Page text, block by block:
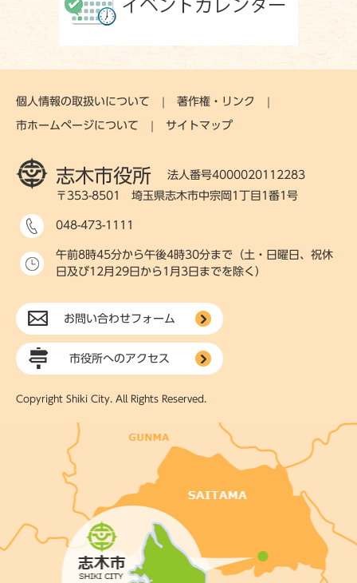
個人情報の取扱いについて 著作権・リンク
市ホームページについて サイトマップ
志木市役所
法人番号4000020112283
〒353-8501 埼玉県志木市中宗岡1丁目1番1号
048-473-1111
午前8時45分から午後4時30分まで（土・日曜日、祝休
日及び12月29日から1月3日までを除く）
お問い合わせフォーム
市役所へのアクセス
Copyright Shiki City. All Rights Reserved.